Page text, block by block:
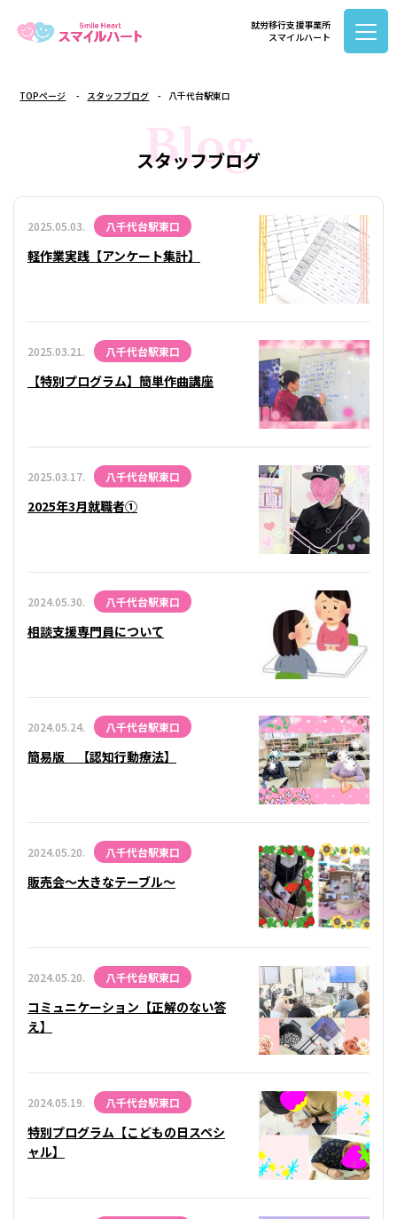
就労移行支援事業所
スマイルハート
TOPページ スタッフブログ 八千代台駅東口
スタッフブログ
Blog
2025.05.03. 八千代台駅東口
軽作業実践【アンケート集計】
2025.03.21. 八千代台駅東口
【特別プログラム】簡単作曲講座
2025.03.17. 八千代台駅東口
2025年3月就職者①
2024.05.30. 八千代台駅東口
相談支援専門員について
2024.05.24. 八千代台駅東口
簡易版 【認知行動療法】
2024.05.20. 八千代台駅東口
販売会～大きなテーブル～
2024.05.20. 八千代台駅東口
コミュニケーション【正解のない答
え】
2024.05.19. 八千代台駅東口
特別プログラム【こどもの日スペシ
ャル】